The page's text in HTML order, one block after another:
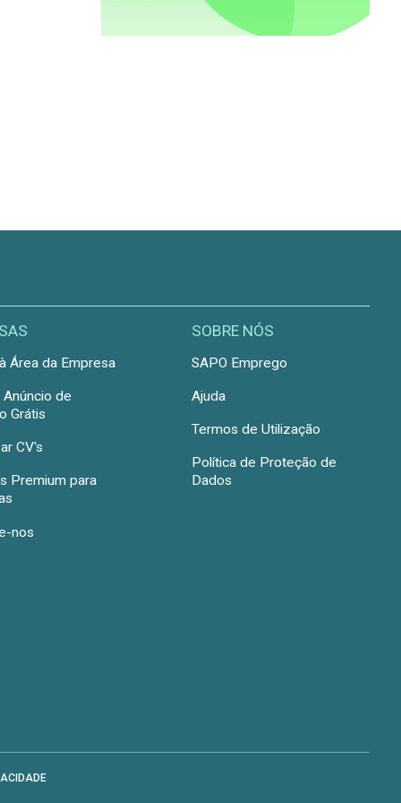
Área da Empresa
de
Grátis
CV's
Premium para
nos
SOBRE NÓS
SAPO Emprego
Ajuda
Termos de Utilização
Política de Proteção de
Dados